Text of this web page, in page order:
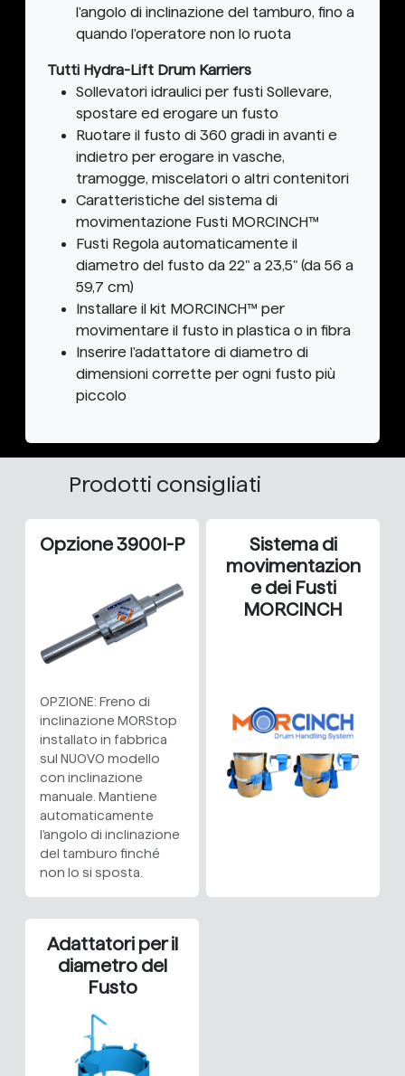
l'angolo di inclinazione del tamburo, fino a
quando l'operatore non lo ruota
Tutti Hydra-Lift Drum Karriers
Sollevatori idraulici per fusti Sollevare,
spostare ed erogare un fusto
Ruotare il fusto di 360 gradi in avanti e
indietro per erogare in vasche,
tramogge, miscelatori o altri contenitori
Caratteristiche del sistema di
movimentazione Fusti MORCINCH™
Fusti Regola automaticamente il
diametro del fusto da 22" a 23,5" (da 56 a
59,7 cm)
Installare il kit MORCINCH™ per
movimentare il fusto in plastica o in fibra
Inserire l'adattatore di diametro di
dimensioni corrette per ogni fusto più
piccolo
Prodotti consigliati
Opzione 3900I-P
OPZIONE: Freno di
inclinazione MORStop
installato in fabbrica
sul NUOVO modello
con inclinazione
manuale. Mantiene
automaticamente
l'angolo di inclinazione
del tamburo finché
non lo si sposta.
Sistema di
movimentazion
e dei Fusti
MORCINCH
Adattatori per il
diametro del
Fusto